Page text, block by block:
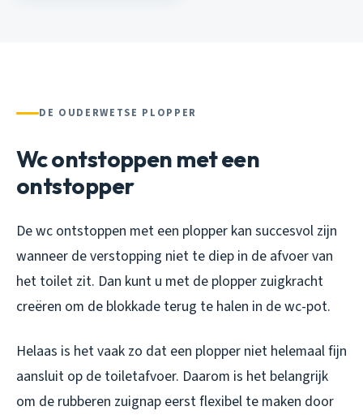
DE OUDERWETSE PLOPPER
Wc ontstoppen met een
ontstopper
De wc ontstoppen met een plopper kan succesvol zijn
wanneer de verstopping niet te diep in de afvoer van
het toilet zit. Dan kunt u met de plopper zuigkracht
creëren om de blokkade terug te halen in de wc-pot.
Helaas is het vaak zo dat een plopper niet helemaal fijn
aansluit op de toiletafvoer. Daarom is het belangrijk
om de rubberen zuignap eerst flexibel te maken door